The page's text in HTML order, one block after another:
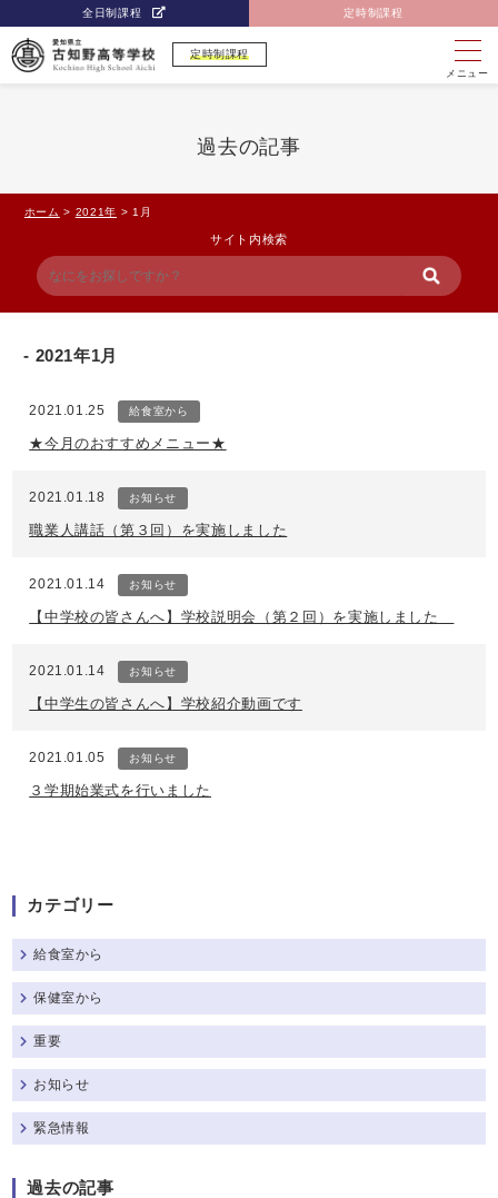
全日制課程 定時制課程
定時制課程
メニュー
過去の記事
ホーム > 2021年 > 1月
サイト内検索
2021年1月
2021.01.25 給食室から
★今月のおすすめメニュー★
2021.01.18 お知らせ
職業人講話（第３回）を実施しました
2021.01.14 お知らせ
【中学校の皆さんへ】学校説明会（第２回）を実施しました
2021.01.14 お知らせ
【中学生の皆さんへ】学校紹介動画です
2021.01.05 お知らせ
３学期始業式を行いました
カテゴリー
給食室から
保健室から
重要
お知らせ
緊急情報
過去の記事